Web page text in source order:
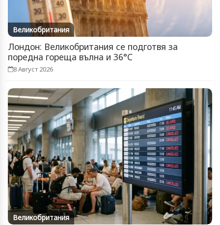
Великобритания
Лондон: Великобритания се подготвя за
поредна гореща вълна и 36°C
8 Август 2026
Великобритания